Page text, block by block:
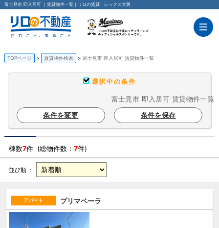
富士見市 即入居可 ｜賃貸物件一覧｜リロの賃貸 レックス大興
TOPページ 賃貸物件検索 富士見市 即入居可 賃貸物件一覧
選択中の条件
富士見市 即入居可 賃貸物件一覧
条件を変更
条件を保存
棟数7件 (総物件数： 7件)
並び順 ：
アパート プリマベーラ